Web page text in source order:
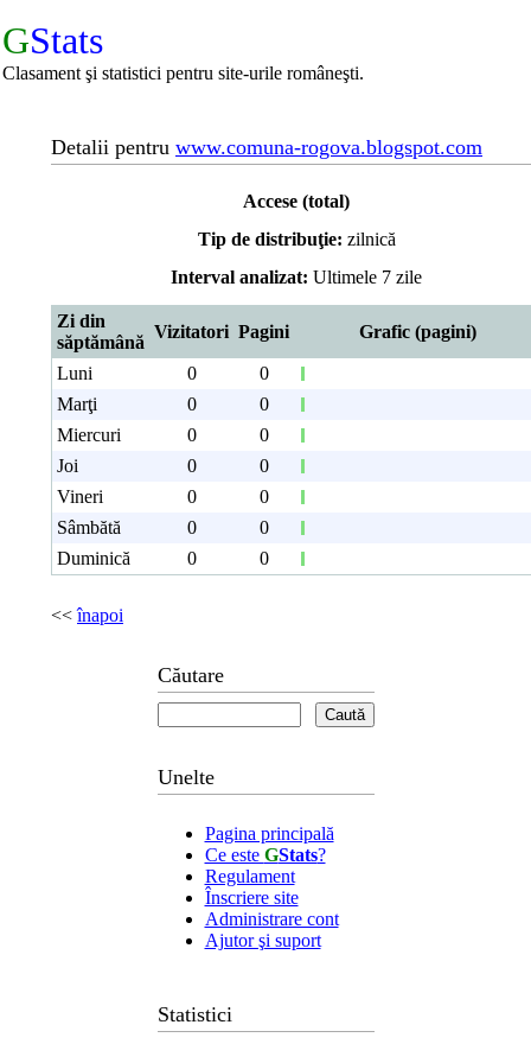
GStats
Clasament şi statistici pentru site-urile româneşti.
Căutare
Unelte
Pagina principală
Ce este GStats?
Regulament
Înscriere site
Administrare cont
Ajutor şi suport
Statistici
Detalii pentru www.comuna-rogova.blogspot.com
Accese (total)
Tip de distribuţie: zilnică
Interval analizat: Ultimele 7 zile
Zi din
săptămână
Vizitatori Pagini Grafic (pagini)
Luni 0
0
Marţi
0
0
Miercuri
0
0
Joi
0
0
Vineri
0
0
Sâmbătă
0
0
Duminică
0 0
<<înapoi